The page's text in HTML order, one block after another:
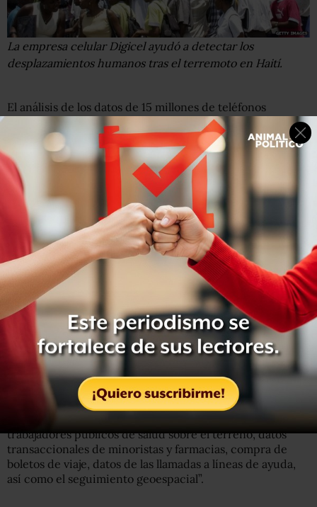
La empresa celular Digicel ayudó a detectar los
desplazamientos humanos tras el terremoto en Haití.
El análisis de los datos de 15 millones de teléfonos
también se está utilizando para trazar y predecir la
propagación de la malaria en Kenia.
Sin embargo, Oliver aclara que los datos de celulares sólo
“dan una imagen parcial de lo que está pasando”.
¿Medidas eficaces?
Para obtener una visión más completa, se necesitan más
fuentes de datos y la capacidad de analizarlos de forma
rápida, dicen los expertos.
“El análisis de grandes datos tiene por objeto agrupar
muchas fuentes de información diferentes con la
finalidad de encontrar patrones,” dice Frances Dare,
director gerente de Accenture Health.
“Tenemos clínicas, informes médicos, informes de
trabajadores públicos de salud sobre el terreno, datos
transaccionales de minoristas y farmacias, compra de
boletos de viaje, datos de las llamadas a líneas de ayuda,
así como el seguimiento geoespacial”.